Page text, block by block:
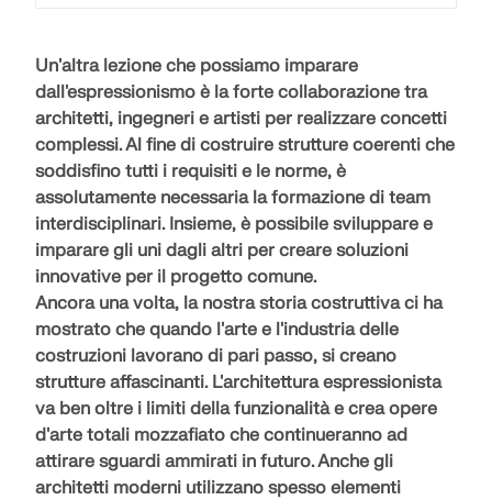
Un'altra lezione che possiamo imparare
dall'espressionismo è laforte collaborazione tra
architetti, ingegneri e artisti per realizzare concetti
complessi. Al fine di costruire strutture coerenti che
soddisfino tutti i requisiti e le norme, è
assolutamente necessaria laformazione di team
interdisciplinari. Insieme, è possibile sviluppare e
imparare gli uni dagli altri per creare soluzioni
innovative per il progetto comune.
Ancora una volta, la nostra storia costruttiva ci ha
mostrato che quando l'arte e l'industria delle
costruzioni lavorano di pari passo, si creano
strutture affascinanti. L'architettura espressionista
va ben oltre i limiti della funzionalità e creaopere
d'arte totali mozzafiato che continueranno ad
attirare sguardi ammirati in futuro. Anche gli
architetti moderni utilizzano spesso elementi